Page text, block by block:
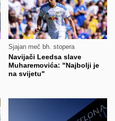
Sjajan meč bh. stopera
Navijači Leedsa slave
Muharemovića: "Najbolji je
na svijetu"